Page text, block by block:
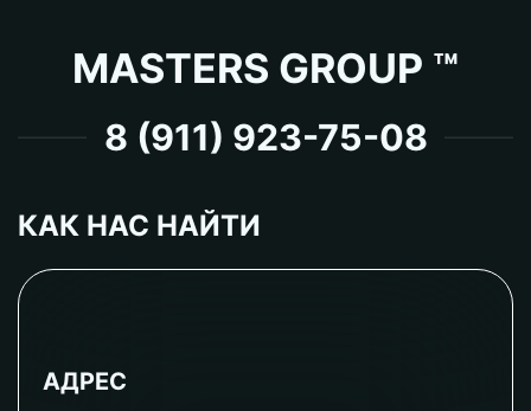
MASTERS GROUP ™
8 (911) 923-75-08
КАК НАС НАЙТИ
АДРЕС